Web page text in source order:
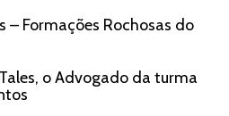
– Formações Rochosas do
o Advogado da turma